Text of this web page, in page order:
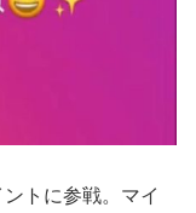
トに参戦。マイ